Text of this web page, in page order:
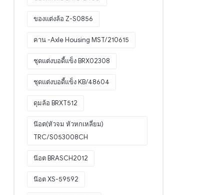
ของแต่งล้อ Z-S0856
คาน -Axle Housing MST/210615
ชุดแต่งบอดี้แข็ง BRX02308
ชุดแต่งบอดี้แข็ง KB/48604
ดุมล้อ BRXT512
น๊อต(หัวจม หัวหกเหลี่ยม)
TRC/S053008CH
น๊อต BRASCH2012
น๊อต XS-59592